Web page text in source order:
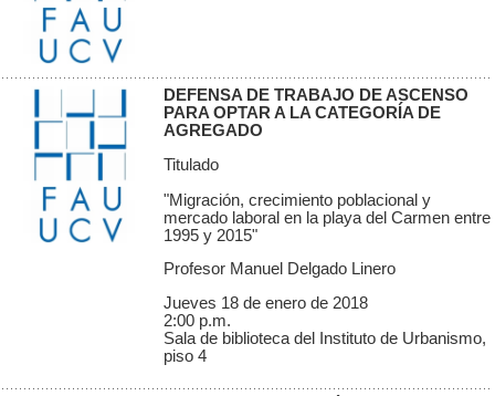
DEFENSA DE TRABAJO DE ASCENSO
PARA OPTAR A LA CATEGORÍA DE
AGREGADO
Titulado
"Migración, crecimiento poblacional y
mercado laboral en la playa del Carmen entre
1995 y 2015"
Profesor Manuel Delgado Linero
Jueves 18 de enero de 2018
2:00 p.m.
Sala de biblioteca del Instituto de Urbanismo,
piso 4